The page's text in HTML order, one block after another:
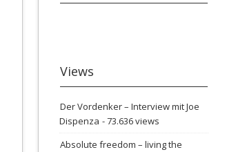
Views
Der Vordenker – Interview mit Joe
Dispenza - 73.636 views
Absolute freedom – living the